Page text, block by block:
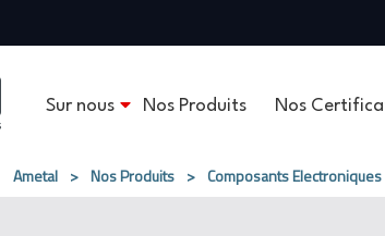
Sur nous Nos Produits Nos
Ametal > Nos Produits > Composants Electroniques